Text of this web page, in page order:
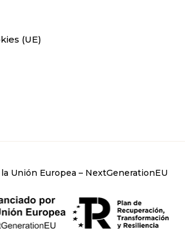
(UE)
Unión Europea – NextGenerationEU